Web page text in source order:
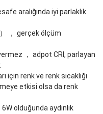
aralığında iyi parlaklık
， gerçek ölçüm
， adpot CRI, parlayan
için renk ve renk sıcaklığı
etkisi olsa da renk
olduğunda aydınlık